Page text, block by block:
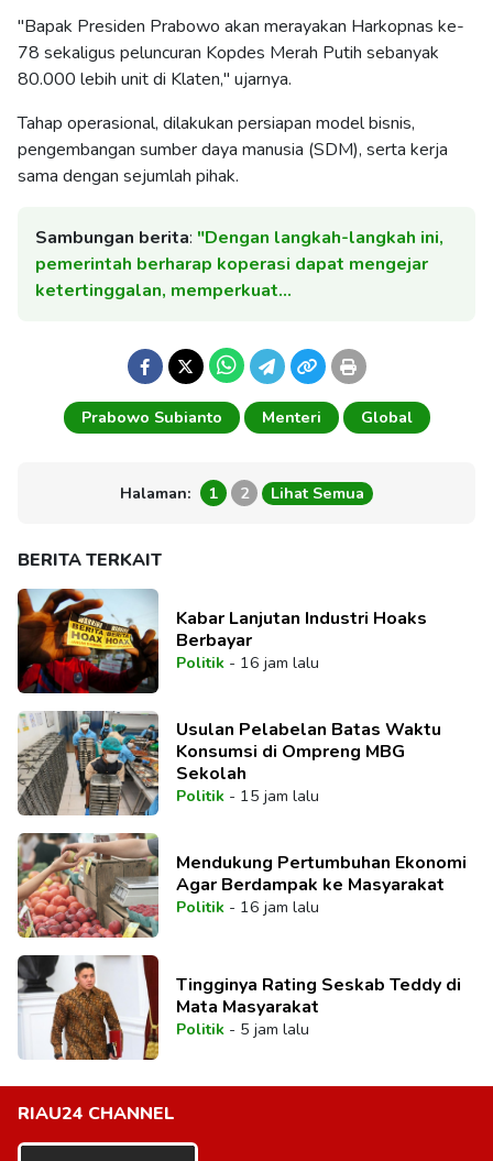
"Bapak Presiden Prabowo akan merayakan Harkopnas ke-
78 sekaligus peluncuran Kopdes Merah Putih sebanyak
80.000 lebih unit di Klaten," ujarnya.
Tahap operasional, dilakukan persiapan model bisnis,
pengembangan sumber daya manusia (SDM), serta kerja
sama dengan sejumlah pihak.
Sambungan berita: "Dengan langkah-langkah ini,
pemerintah berharap koperasi dapat mengejar
ketertinggalan, memperkuat…
Prabowo Subianto Menteri Global
Halaman: 1 2 Lihat Semua
BERITA TERKAIT
Kabar Lanjutan Industri Hoaks
Berbayar
Politik- 16 jam lalu
Usulan Pelabelan Batas Waktu
Konsumsi di Ompreng MBG
Sekolah
Politik- 15 jam lalu
Mendukung Pertumbuhan Ekonomi
Agar Berdampak ke Masyarakat
Politik- 16 jam lalu
Tingginya Rating Seskab Teddy di
Mata Masyarakat
Politik- 5 jam lalu
RIAU24 CHANNEL